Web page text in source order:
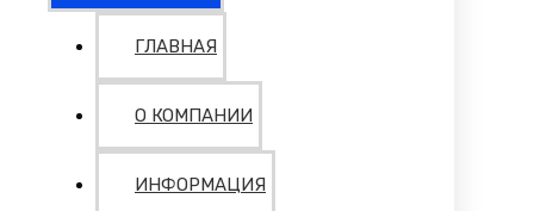
ГЛАВНАЯ
О КОМПАНИИ
ИНФОРМАЦИЯ